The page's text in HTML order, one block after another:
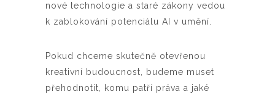
nové technologie a staré zákony vedou
k zablokování potenciálu AI v umění.
Pokud chceme skutečně otevřenou
kreativní budoucnost, budeme muset
přehodnotit, komu patří práva a jaké